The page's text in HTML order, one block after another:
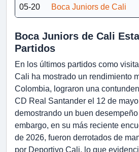
05-20
Boca Juniors de Cali
Boca Juniors de Cali
Partidos
En los últimos partidos como
Cali ha mostrado un rendimiento
Colombia, lograron una
CD Real Santander el 12 de
demostrando un buen
embargo, en su más reciente
de 2026, fueron derrotados de
por Deportivo Cali, lo que